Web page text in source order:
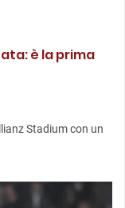
è la prima
Stadium con un